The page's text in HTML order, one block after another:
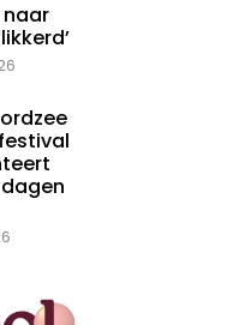
naar